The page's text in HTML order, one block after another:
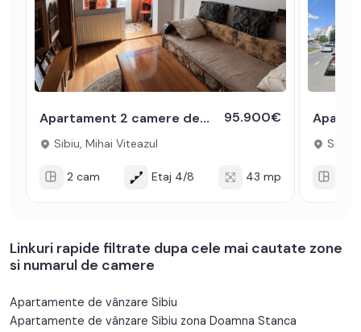
Apartament 2 camere de vanzare 43mpu zona Mihai Viteazul 95.900€
Sibiu, Mihai Viteazul
2 cam Etaj 4/8 43 mp
Sibiu,
Linkuri rapide filtrate dupa cele mai cautate zone
si numarul de camere
Apartamente de vânzare Sibiu
Apartamente de vânzare Sibiu zona Doamna Stanca